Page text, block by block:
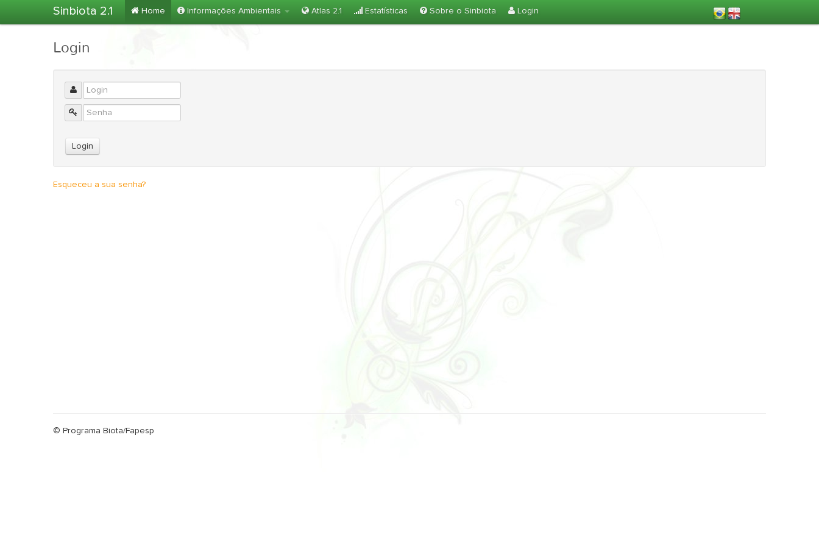
Sinbiota 2.1 Home Informações Ambientais Atlas 2.1 Estatísticas Sobre o Sinbiota Login
Login
Esqueceu a sua senha?
© Programa Biota/Fapesp